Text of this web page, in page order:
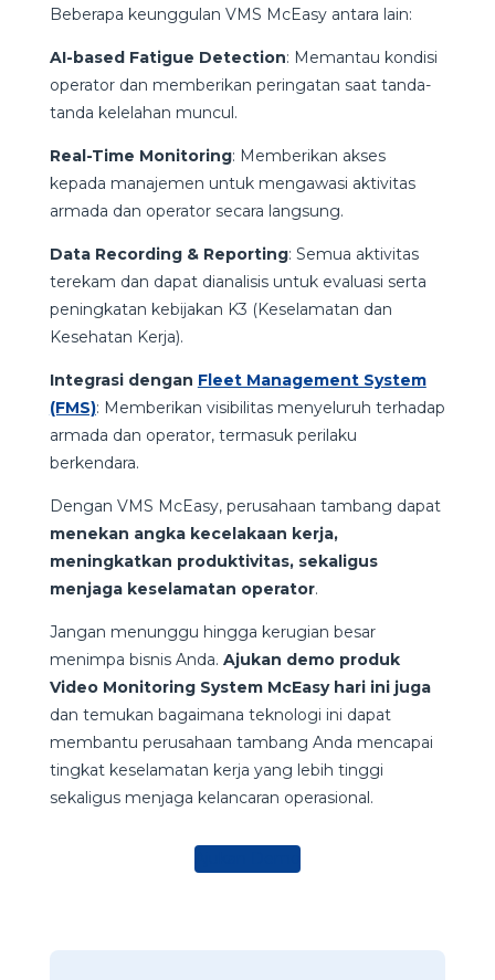
Beberapa keunggulan VMS McEasy antara lain:
AI-based Fatigue Detection: Memantau kondisi
operator dan memberikan peringatan saat tanda-
tanda kelelahan muncul.
Real-Time Monitoring: Memberikan akses
kepada manajemen untuk mengawasi aktivitas
armada dan operator secara langsung.
Data Recording & Reporting: Semua aktivitas
terekam dan dapat dianalisis untuk evaluasi serta
peningkatan kebijakan K3 (Keselamatan dan
Kesehatan Kerja).
Integrasi dengan Fleet Management System
(FMS): Memberikan visibilitas menyeluruh terhadap
armada dan operator, termasuk perilaku
berkendara.
Dengan VMS McEasy, perusahaan tambang dapat
menekan angka kecelakaan kerja,
meningkatkan produktivitas, sekaligus
menjaga keselamatan operator.
Jangan menunggu hingga kerugian besar
menimpa bisnis Anda. Ajukan demo produk
Video Monitoring System McEasy hari ini juga
dan temukan bagaimana teknologi ini dapat
membantu perusahaan tambang Anda mencapai
tingkat keselamatan kerja yang lebih tinggi
sekaligus menjaga kelancaran operasional.